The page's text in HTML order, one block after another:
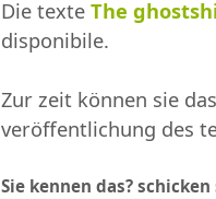
Die texte The
disponibile.
Zur zeit können sie
veröffentlichung des
Sie kennen das?